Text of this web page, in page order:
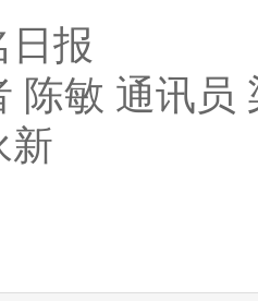
日报
陈敏 通讯员
新